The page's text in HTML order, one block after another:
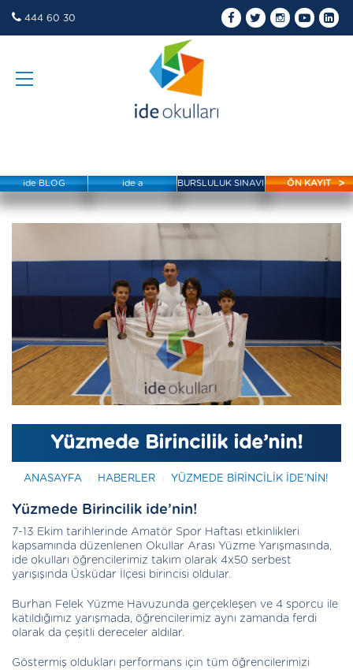
444 60 30
ide BLOG ide a BURSLULUK SINAVI ÖN KAYIT
Yüzmede Birincilik ide’nin!
ANASAYFA HABERLER YÜZMEDE BIRINCILIK IDE’NIN!
Yüzmede Birincilik ide’nin!
7-13 Ekim tarihlerinde Amatör Spor Haftası etkinlikleri
kapsamında düzenlenen Okullar Arası Yüzme Yarışmasında,
ide okulları öğrencilerimiz takım olarak 4x50 serbest
yarışışında Üsküdar İlçesi birincisi oldular.
Burhan Felek Yüzme Havuzunda gerçekleşen ve 4 sporcu ile
katıldığımız yarışmada, öğrencilerimiz aynı zamanda ferdi
olarak da çeşitli dereceler aldılar.
Göstermiş oldukları performans için tüm öğrencilerimizi